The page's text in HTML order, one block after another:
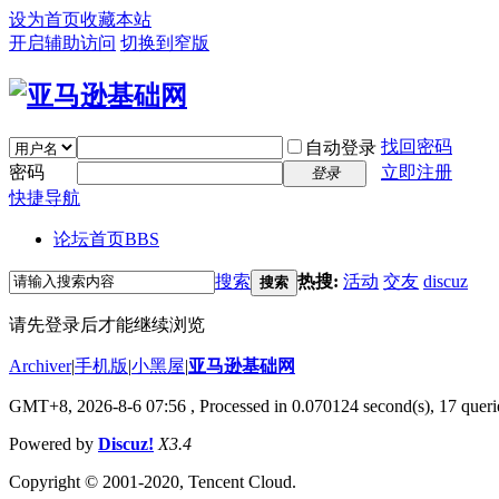
设为首页收藏本站
开启辅助访问 切换到窄版
自动登录 找回密码
密码
登录
立即注册
快捷导航
论坛首页BBS
搜索 搜索 热搜: 活动 交友 discuz
请先登录后才能继续浏览
Archiver|手机版|小黑屋|亚马逊基础网
GMT+8, 2026-8-6 07:56 , Processed in 0.070124 second(s), 17
Powered by Discuz! X3.4
Copyright © 2001-2020, Tencent Cloud.